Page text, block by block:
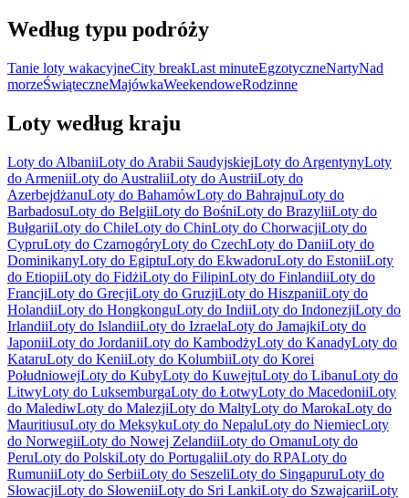
Według typu podróży
Tanie loty wakacyjneCity breakLast minuteEgzotyczneNartyNad
morzeŚwiąteczneMajówkaWeekendoweRodzinne
Loty według kraju
Loty do AlbaniiLoty do Arabii SaudyjskiejLoty do ArgentynyLoty
do ArmeniiLoty do AustraliiLoty do AustriiLoty do
AzerbejdżanuLoty do BahamówLoty do BahrajnuLoty do
BarbadosuLoty do BelgiiLoty do BośniLoty do BrazyliiLoty do
BułgariiLoty do ChileLoty do ChinLoty do ChorwacjiLoty do
CypruLoty do CzarnogóryLoty do CzechLoty do DaniiLoty do
DominikanyLoty do EgiptuLoty do EkwadoruLoty do EstoniiLoty
do EtiopiiLoty do FidżiLoty do FilipinLoty do FinlandiiLoty do
FrancjiLoty do GrecjiLoty do GruzjiLoty do HiszpaniiLoty do
HolandiiLoty do HongkonguLoty do IndiiLoty do IndonezjiLoty do
IrlandiiLoty do IslandiiLoty do IzraelaLoty do JamajkiLoty do
JaponiiLoty do JordaniiLoty do KambodżyLoty do KanadyLoty do
KataruLoty do KeniiLoty do KolumbiiLoty do Korei
PołudniowejLoty do KubyLoty do KuwejtuLoty do LibanuLoty do
LitwyLoty do LuksemburgaLoty do ŁotwyLoty do MacedoniiLoty
do MalediwLoty do MalezjiLoty do MaltyLoty do MarokaLoty do
MauritiusuLoty do MeksykuLoty do NepaluLoty do NiemiecLoty
do NorwegiiLoty do Nowej ZelandiiLoty do OmanuLoty do
PeruLoty do PolskiLoty do PortugaliiLoty do RPALoty do
RumuniiLoty do SerbiiLoty do SeszeliLoty do SingapuruLoty do
SłowacjiLoty do SłoweniiLoty do Sri LankiLoty do SzwajcariiLoty